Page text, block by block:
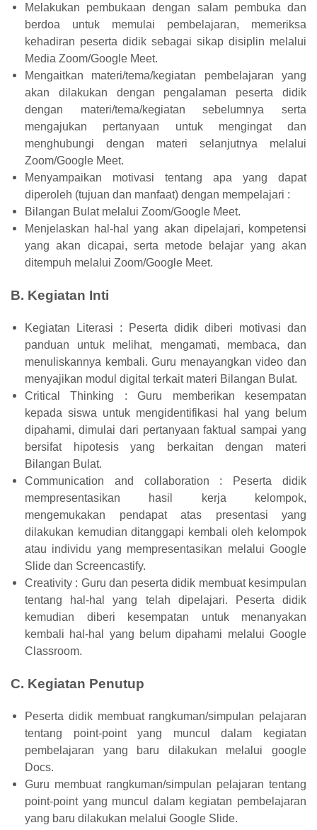
Melakukan pembukaan dengan salam pembuka dan
berdoa untuk memulai pembelajaran, memeriksa
kehadiran peserta didik sebagai sikap disiplin melalui
Media Zoom/Google Meet.
Mengaitkan materi/tema/kegiatan pembelajaran yang
akan dilakukan dengan pengalaman peserta didik
dengan materi/tema/kegiatan sebelumnya serta
mengajukan pertanyaan untuk mengingat dan
menghubungi dengan materi selanjutnya melalui
Zoom/Google Meet.
Menyampaikan motivasi tentang apa yang dapat
diperoleh (tujuan dan manfaat) dengan mempelajari :
Bilangan Bulat melalui Zoom/Google Meet.
Menjelaskan hal-hal yang akan dipelajari, kompetensi
yang akan dicapai, serta metode belajar yang akan
ditempuh melalui Zoom/Google Meet.
B. Kegiatan Inti
Kegiatan Literasi : Peserta didik diberi motivasi dan
panduan untuk melihat, mengamati, membaca, dan
menuliskannya kembali. Guru menayangkan video dan
menyajikan modul digital terkait materi Bilangan Bulat.
Critical Thinking : Guru memberikan kesempatan
kepada siswa untuk mengidentifikasi hal yang belum
dipahami, dimulai dari pertanyaan faktual sampai yang
bersifat hipotesis yang berkaitan dengan materi
Bilangan Bulat.
Communication and collaboration : Peserta didik
mempresentasikan hasil kerja kelompok,
mengemukakan pendapat atas presentasi yang
dilakukan kemudian ditanggapi kembali oleh kelompok
atau individu yang mempresentasikan melalui Google
Slide dan Screencastify.
Creativity : Guru dan peserta didik membuat kesimpulan
tentang hal-hal yang telah dipelajari. Peserta didik
kemudian diberi kesempatan untuk menanyakan
kembali hal-hal yang belum dipahami melalui Google
Classroom.
C. Kegiatan Penutup
Peserta didik membuat rangkuman/simpulan pelajaran
tentang point-point yang muncul dalam kegiatan
pembelajaran yang baru dilakukan melalui google
Docs.
Guru membuat rangkuman/simpulan pelajaran tentang
point-point yang muncul dalam kegiatan pembelajaran
yang baru dilakukan melalui Google Slide.